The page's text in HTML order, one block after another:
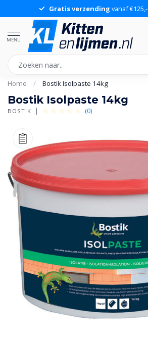
Gratis verzending vanaf €125,-
MENU
Home / Bostik Isolpaste 14kg
Bostik Isolpaste 14kg
BOSTIK (0)